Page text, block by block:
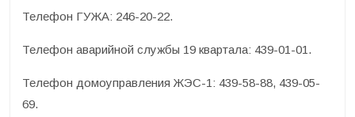
Телефон ГУЖА: 246-20-22.
Телефон аварийной службы 19 квартала: 439-01-01.
Телефон домоуправления ЖЭС-1: 439-58-88, 439-05-
69.